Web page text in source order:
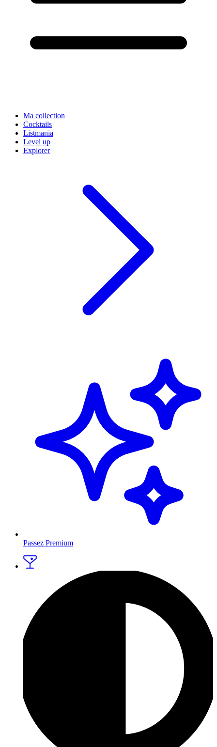
Ma collection
Cocktails
Listmania
Level up
Explorer
Passez Premium